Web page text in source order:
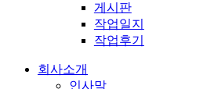
게시판
작업일지
작업후기
회사소개
인사말